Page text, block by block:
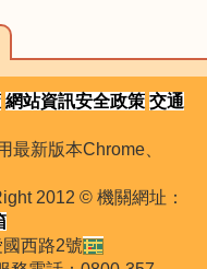
網站資訊安全政策 交通
最新版本Chrome、
2012 © 機關網址：
西路2號